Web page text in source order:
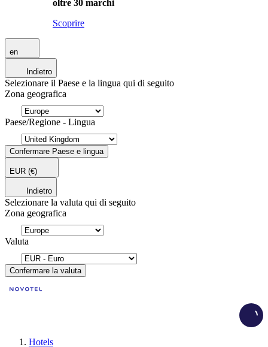
oltre 30 marchi
Scoprire
en
Indietro
Selezionare il Paese e la lingua qui di seguito
Zona geografica
Paese/Regione - Lingua
Confermare Paese e lingua
EUR (€)
Indietro
Selezionare la valuta qui di seguito
Zona geografica
Valuta
Confermare la valuta
Hotels